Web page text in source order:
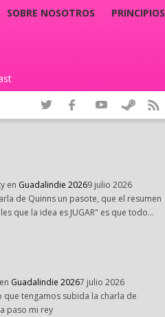
SOBRE NOSOTROS PRINCIPIOS
en Guadalindie 20269 julio 2026
de Quinns un pasote, que el resumen
que la idea es JUGAR" es que todo…
en Guadalindie 20267 julio 2026
que tengamos subida la charla de
paso mi rey